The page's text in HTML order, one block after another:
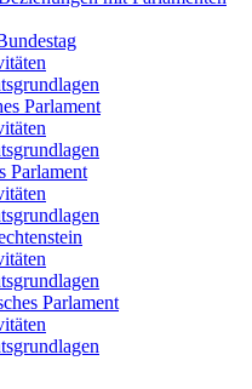
Parlament
Parlament
Parlament